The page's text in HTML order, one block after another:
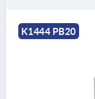
K1444 PB20